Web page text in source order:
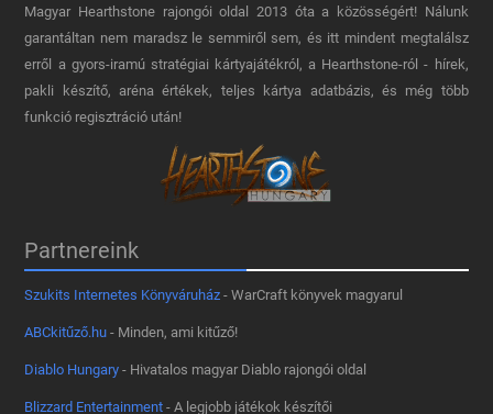
Magyar Hearthstone​ rajongói oldal 2013 óta a közösségért! Nálunk
garantáltan nem maradsz le semmiről sem, és itt mindent megtalálsz
erről a gyors-iramú stratégiai kártyajátékról, a Hearthstone-ról - hírek,
pakli készítő, aréna értékek, teljes kártya adatbázis, és még több
funkció regisztráció után!
Partnereink
Szukits Internetes Könyváruház - WarCraft könyvek magyarul
ABCkitűző.hu - Minden, ami kitűző!
Diablo Hungary - Hivatalos magyar Diablo rajongói oldal
Blizzard Entertainment - A legjobb játékok készítői